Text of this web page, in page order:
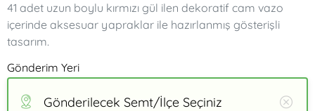
41 adet uzun boylu kırmızı gül ilen dekoratif cam vazo
içerinde aksesuar yapraklar ile hazırlanmış gösterişli
tasarım.
Gönderim Yeri
Gönderilecek Semt/İlçe Seçiniz